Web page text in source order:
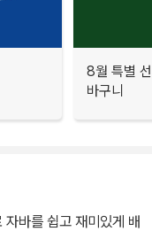
8월 특별
바구니
바를 쉽고 재미있게 배